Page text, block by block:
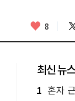
좋
요
8 트
위
터
최신 뉴스
1 혼자 근